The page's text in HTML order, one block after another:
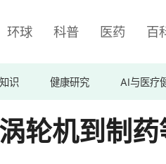
环球 科普 医药 百
识 健康研究 AI与医疗
轮机到制